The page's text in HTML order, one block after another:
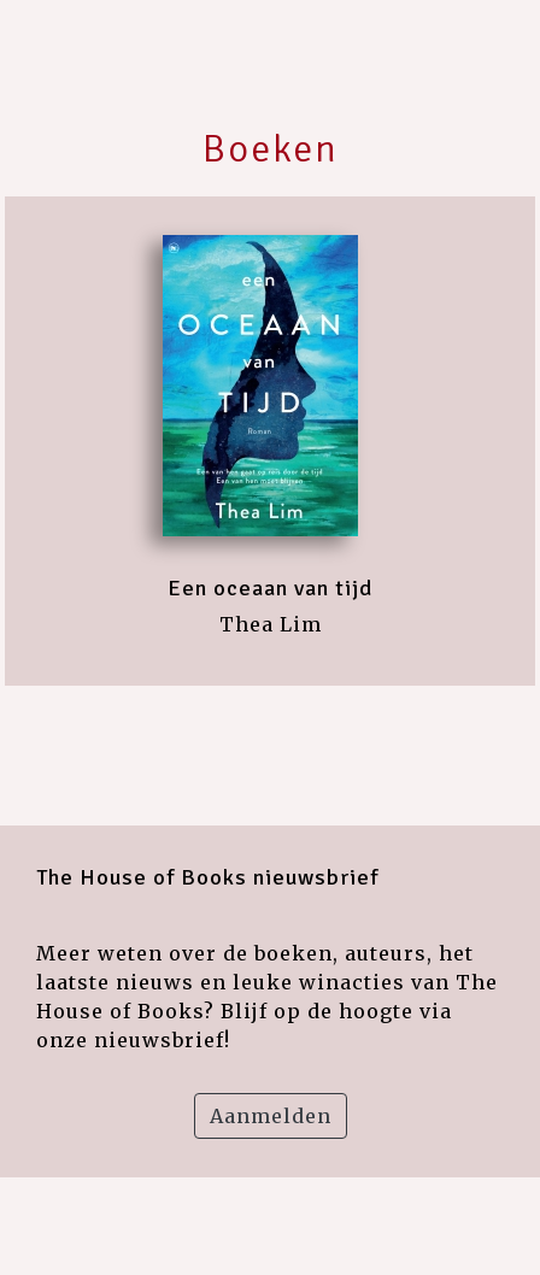
Boeken
Een oceaan van tijd
Thea Lim
The House of Books nieuwsbrief
Meer weten over de boeken, auteurs, het
laatste nieuws en leuke winacties van The
House of Books? Blijf op de hoogte via
onze nieuwsbrief!
Aanmelden